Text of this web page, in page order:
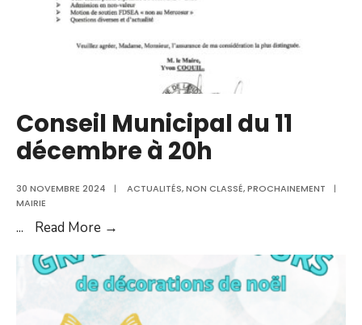
Conseil Municipal du 11
décembre à 20h
30 NOVEMBRE 2024 | ACTUALITÉS,NON CLASSÉ,PROCHAINEMENT
|
MAIRIE
... Read More →
du
11
décembre